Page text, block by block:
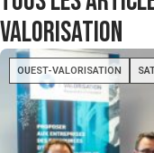
valorisation
OUEST-VALORISATION